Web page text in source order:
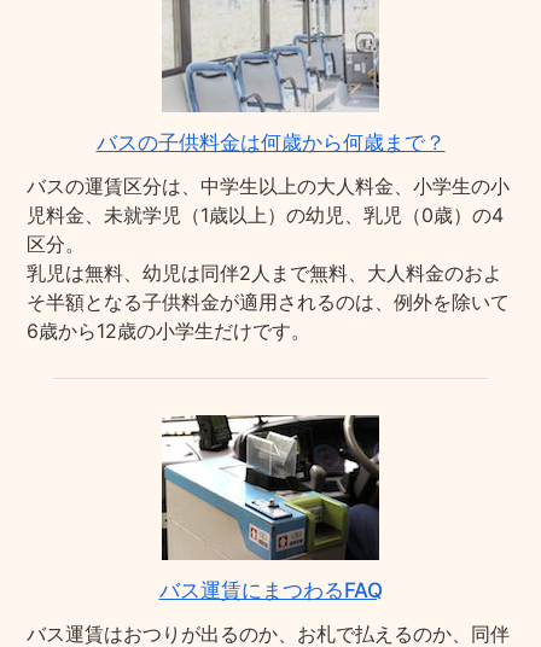
バスの子供料金は何歳から何歳まで？
バスの運賃区分は、中学生以上の大人料金、小学生の小
児料金、未就学児（1歳以上）の幼児、乳児（0歳）の4
区分。
乳児は無料、幼児は同伴2人まで無料、大人料金のおよ
そ半額となる子供料金が適用されるのは、例外を除いて
6歳から12歳の小学生だけです。
バス運賃にまつわるFAQ
バス運賃はおつりが出るのか、お札で払えるのか、同伴